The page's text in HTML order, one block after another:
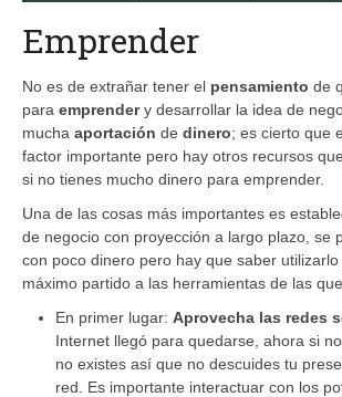
Emprender
No es de extrañar tener el pensamiento de
para emprendery desarrollar la idea de
mucha aportación de dinero; es cierto que
factor importante pero hay otros recursos
si no tienes mucho dinero para emprender.
Una de las cosas más importantes es
de negocio con proyección a largo plazo, se
con poco dinero pero hay que saber
máximo partido a las herramientas de las
En primer lugar: Aprovecha las redes
Internet llegó para quedarse, ahora si
no existes así que no descuides tu
red. Es importante interactuar con los